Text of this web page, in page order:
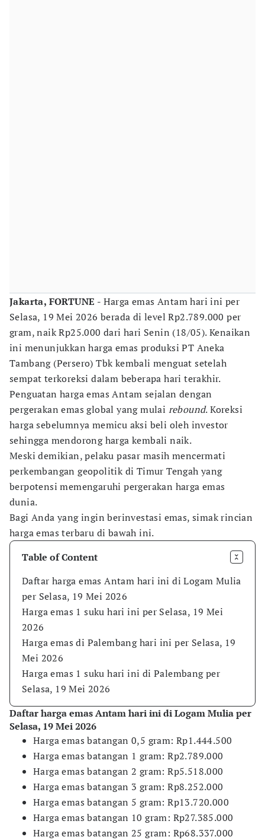
Jakarta, FORTUNE - Harga emas Antam hari ini per
Selasa, 19 Mei 2026 berada di level Rp2.789.000 per
gram, naik Rp25.000 dari hari Senin (18/05). Kenaikan
ini menunjukkan harga emas produksi PT Aneka
Tambang (Persero) Tbk kembali menguat setelah
sempat terkoreksi dalam beberapa hari terakhir.
Penguatan harga emas Antam sejalan dengan
pergerakan emas global yang mulai rebound. Koreksi
harga sebelumnya memicu aksi beli oleh investor
sehingga mendorong harga kembali naik.
Meski demikian, pelaku pasar masih mencermati
perkembangan geopolitik di Timur Tengah yang
berpotensi memengaruhi pergerakan harga emas
dunia.
Bagi Anda yang ingin berinvestasi emas, simak rincian
harga emas terbaru di bawah ini.
Table of Content
Daftar harga emas Antam hari ini di Logam Mulia
per Selasa, 19 Mei 2026
Harga emas 1 suku hari ini per Selasa, 19 Mei
2026
Harga emas di Palembang hari ini per Selasa, 19
Mei 2026
Harga emas 1 suku hari ini di Palembang per
Selasa, 19 Mei 2026
Daftar harga emas Antam hari ini di Logam Mulia per
Selasa, 19 Mei 2026
Harga emas batangan 0,5 gram: Rp1.444.500
​Harga emas batangan 1 gram: Rp2.789.000
​Harga emas batangan 2 gram: Rp5.518.000
​Harga emas batangan 3 gram: Rp8.252.000
​Harga emas batangan 5 gram: Rp13.720.000
​Harga emas batangan 10 gram: Rp27.385.000
​Harga emas batangan 25 gram: Rp68.337.000